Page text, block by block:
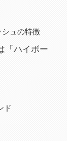
ュの特徴
「ハイボー
ド